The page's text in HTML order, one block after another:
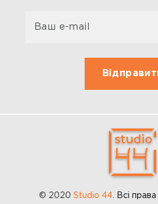
© 2020 Studio 44 Всі